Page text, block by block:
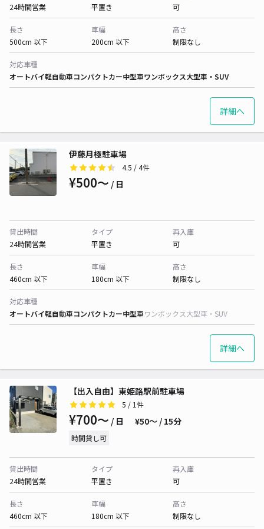
24時間営業
平置き
可
長さ
500cm 以下
車幅
200cm 以下
高さ
制限なし
対応車種
オートバイ軽自動車コンパクトカー中型車ワンボックス大型車・SUV
詳細へ
伊藤月極駐車場
4.5 / 4件
¥500〜 / 日
貸出時間
24時間営業
タイプ
平置き
再入庫
可
長さ
460cm 以下
車幅
180cm 以下
高さ
制限なし
対応車種
オートバイ軽自動車コンパクトカー中型車ワンボックス大型車・SUV
詳細へ
【出入自由】東姫路駅前駐車場
5 / 1件
¥700〜 / 日 ¥50〜 / 15分
時間貸し可
貸出時間
24時間営業
タイプ
平置き
再入庫
可
長さ
460cm 以下
車幅
180cm 以下
高さ
制限なし